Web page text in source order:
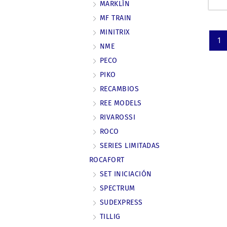
MÄRKLÍN
MF TRAIN
MINITRIX
NME
PECO
PIKO
RECAMBIOS
REE MODELS
RIVAROSSI
ROCO
SERIES LIMITADAS
ROCAFORT
SET INICIACIÓN
SPECTRUM
SUDEXPRESS
TILLIG
1